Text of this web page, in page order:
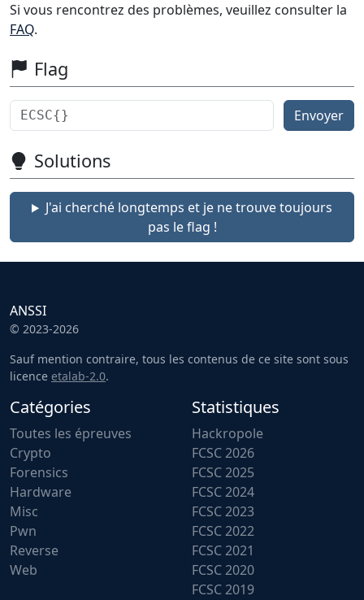
Si vous rencontrez des problèmes, veuillez consulter la
FAQ.
Flag
Envoyer
Solutions
J'ai cherché longtemps et je ne trouve toujours
pas le flag !
ANSSI
© 2023-2026
Sauf mention contraire, tous les contenus de ce site sont sous
licence etalab-2.0.
Catégories
Toutes les épreuves
Crypto
Forensics
Hardware
Misc
Pwn
Reverse
Web
Statistiques
Hackropole
FCSC 2026
FCSC 2025
FCSC 2024
FCSC 2023
FCSC 2022
FCSC 2021
FCSC 2020
FCSC 2019